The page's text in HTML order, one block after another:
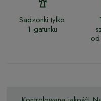
Sadzonki tylko
1 gatunku